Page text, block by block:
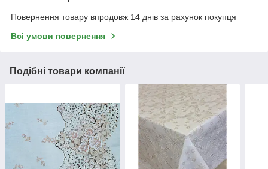
Повернення товару впродовж 14 днів за рахунок покупця
Всі умови повернення
Подібні товари компанії